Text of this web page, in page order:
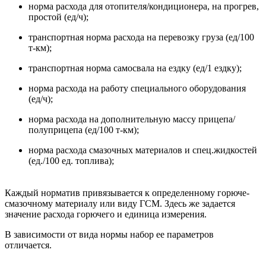
норма расхода для отопителя/кондиционера, на прогрев,
простой (ед/ч);
транспортная норма расхода на перевозку груза (ед/100
т-км);
транспортная норма самосвала на ездку (ед/1 ездку);
норма расхода на работу специального оборудования
(ед/ч);
норма расхода на дополнительную массу прицепа/
полуприцепа (ед/100 т-км);
норма расхода смазочных материалов и спец.жидкостей
(ед./100 ед. топлива);
Каждый норматив привязывается к определенному горюче-
смазочному материалу или виду ГСМ. Здесь же задается
значение расхода горючего и единица измерения.
В зависимости от вида нормы набор ее параметров
отличается.